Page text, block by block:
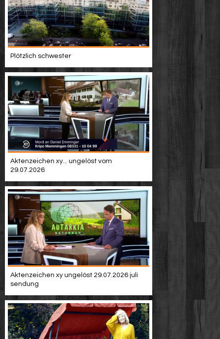
Plötzlich schwester
Aktenzeichen xy... ungelöst vom
29.07.2026
Aktenzeichen xy ungelöst 29.07.2026 juli
sendung